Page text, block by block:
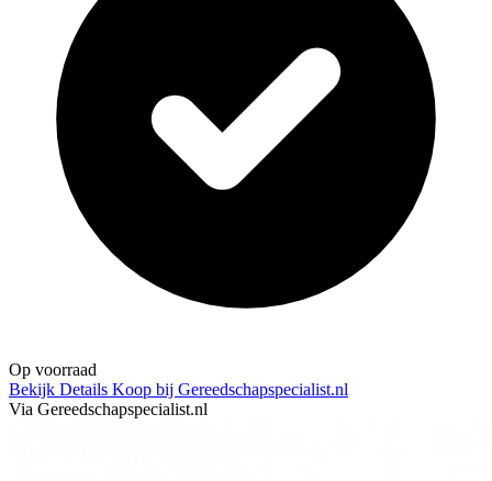
Op voorraad
Bekijk Details Koop bij Gereedschapspecialist.nl
Via Gereedschapspecialist.nl